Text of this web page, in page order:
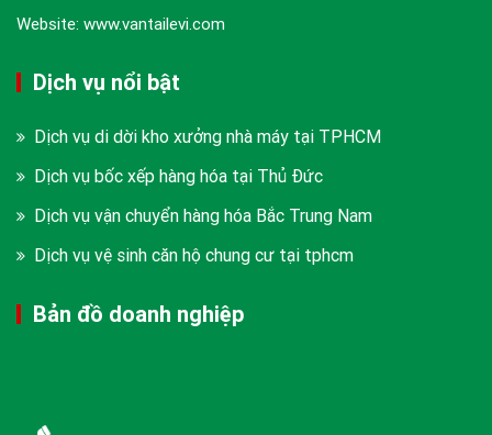
Website: www.vantailevi.com
Dịch vụ nổi bật
Dịch vụ di dời kho xưởng nhà máy tại TPHCM
Dịch vụ bốc xếp hàng hóa tại Thủ Đức
Dịch vụ vận chuyển hàng hóa Bắc Trung Nam
Dịch vụ vệ sinh căn hộ chung cư tại tphcm
Bản đồ doanh nghiệp